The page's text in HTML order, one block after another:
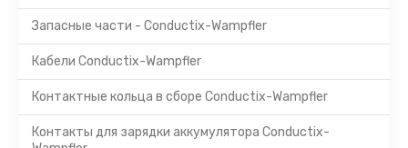
Запасные части - Conductix-Wampfler
Кабели Conductix-Wampfler
Контактные кольца в сборе Conductix-Wampfler
Контакты для зарядки аккумулятора Conductix-